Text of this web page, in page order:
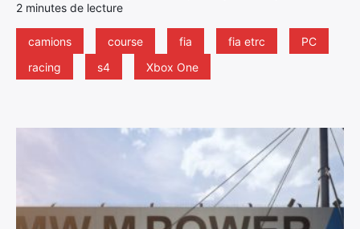
2 minutes de lecture
camions course fia fia etrc
PC
racing
s4 Xbox One